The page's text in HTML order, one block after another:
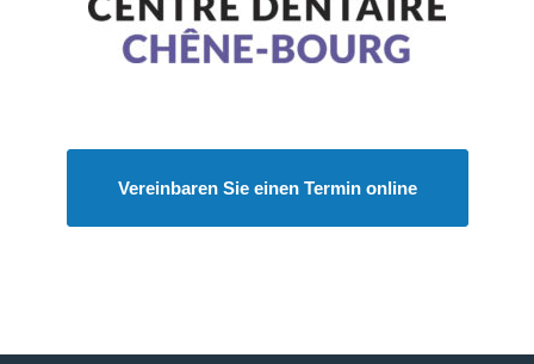
Vereinbaren Sie einen Termin online